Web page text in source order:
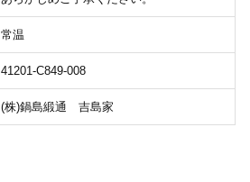
常温
41201-C849-008
(株)鍋島緞通 吉島家